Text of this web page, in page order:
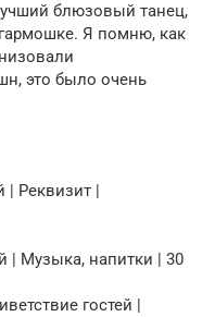
блюзовый танец,
гармошке. Я помню, как
это было очень
| Реквизит |
| Музыка, напитки | 30
гостей |